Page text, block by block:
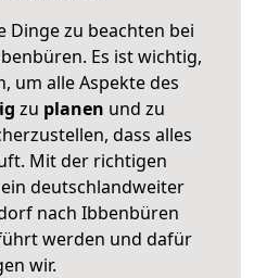
Dinge zu beachten bei
Es ist wichtig,
um alle Aspekte des
zu planen und zu
dass alles
Mit der richtigen
deutschlandweiter
nach Ibbenbüren
werden und dafür
wir.